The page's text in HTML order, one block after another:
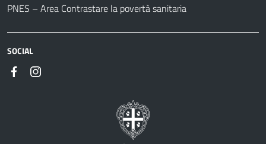
PNES – Area Contrastare la povertà sanitaria
SOCIAL